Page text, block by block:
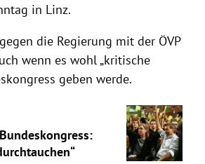
in Linz.
die Regierung mit der ÖVP
wenn es wohl „kritische
geben werde.